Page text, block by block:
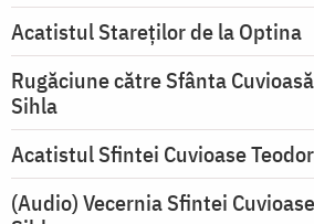
Acatistul Stareţilor de la Optina
Rugăciune către Sfânta
Sihla
Acatistul Sfintei Cuvioase
(Audio) Vecernia Sfintei